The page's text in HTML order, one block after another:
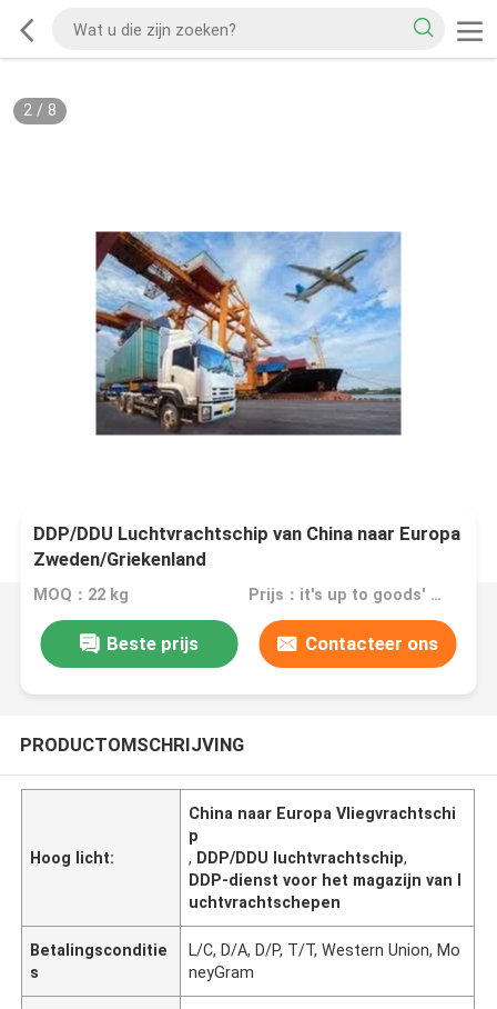
2/ 8
DDP/DDU Luchtvrachtschip van China naar Europa
Zweden/Griekenland
MOQ：22 kg Prijs：it's up to goods' weight
Beste prijs Contacteer ons
PRODUCTOMSCHRIJVING
Hoog licht:
China naar Europa Vliegvrachtschi
p
, DDP/DDU luchtvrachtschip,
DDP-dienst voor het magazijn van l
uchtvrachtschepen
Betalingsconditie
s
L/C, D/A, D/P, T/T, Western Union, Mo
neyGram